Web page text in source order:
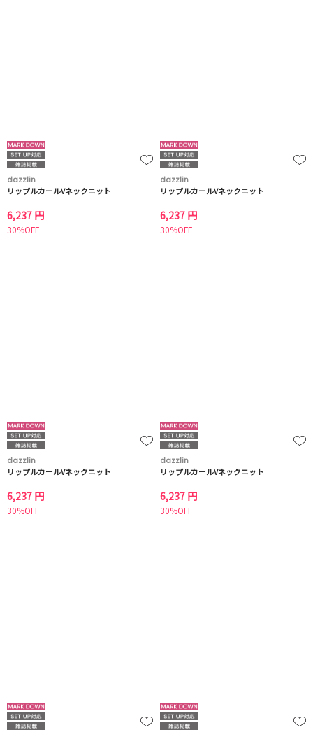
dazzlin
リップルカールVネックニット
6,237 円
30%OFF
dazzlin
リップルカールVネックニット
6,237 円
30%OFF
dazzlin
リップルカールVネックニット
6,237 円
30%OFF
dazzlin
リップルカールVネックニット
6,237 円
30%OFF